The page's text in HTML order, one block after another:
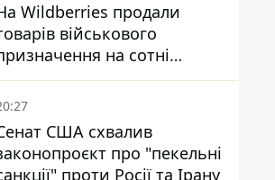
Wildberries продали
військового
на сотні
але удари ЗСУ
ситуацію
США схвалив
про "пекельні
проти Росії та Ірану